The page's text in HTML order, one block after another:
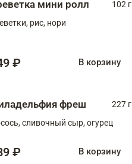
мини ролл
102 г
рис, нори
₽ В корзину
фреш
227 г
сливочный сыр, огурец
₽ В корзину